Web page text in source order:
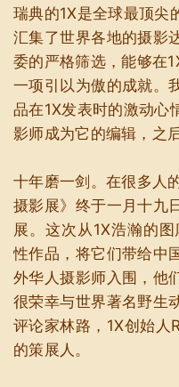
瑞典的1X是全球最顶尖
汇集了世界各地的摄影
委的严格筛选，能够在
一项引以为傲的成就。
品在1X发表时的激动心
影师成为它的编辑，之
十年磨一剑。在很多人
摄影展》终于一月十九
展。这次从1X浩瀚的
性作品，将它们带给中
外华人摄影师入围，他
很荣幸与世界著名野生
评论家林路，1X创始
的策展人。